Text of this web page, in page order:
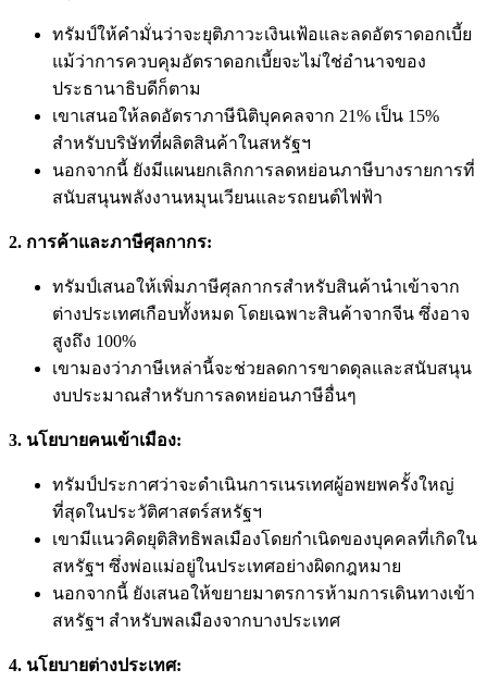
ทรัมป์ให้คำมั่นว่าจะยุติภาวะเงินเฟ้อและลดอัตราดอกเบี้ย
แม้ว่าการควบคุมอัตราดอกเบี้ยจะไม่ใช่อำนาจของ
ประธานาธิบดีก็ตาม
เขาเสนอให้ลดอัตราภาษีนิติบุคคลจาก 21% เป็น 15%
สำหรับบริษัทที่ผลิตสินค้าในสหรัฐฯ
นอกจากนี้ ยังมีแผนยกเลิกการลดหย่อนภาษีบางรายการที่
สนับสนุนพลังงานหมุนเวียนและรถยนต์ไฟฟ้า
2. การค้าและภาษีศุลกากร:
ทรัมป์เสนอให้เพิ่มภาษีศุลกากรสำหรับสินค้านำเข้าจาก
ต่างประเทศเกือบทั้งหมด โดยเฉพาะสินค้าจากจีน ซึ่งอาจ
สูงถึง 100%
เขามองว่าภาษีเหล่านี้จะช่วยลดการขาดดุลและสนับสนุน
งบประมาณสำหรับการลดหย่อนภาษีอื่นๆ
3. นโยบายคนเข้าเมือง:
ทรัมป์ประกาศว่าจะดำเนินการเนรเทศผู้อพยพครั้งใหญ่
ที่สุดในประวัติศาสตร์สหรัฐฯ
เขามีแนวคิดยุติสิทธิพลเมืองโดยกำเนิดของบุคคลที่เกิดใน
สหรัฐฯ ซึ่งพ่อแม่อยู่ในประเทศอย่างผิดกฎหมาย
นอกจากนี้ ยังเสนอให้ขยายมาตรการห้ามการเดินทางเข้า
สหรัฐฯ สำหรับพลเมืองจากบางประเทศ
4. นโยบายต่างประเทศ: